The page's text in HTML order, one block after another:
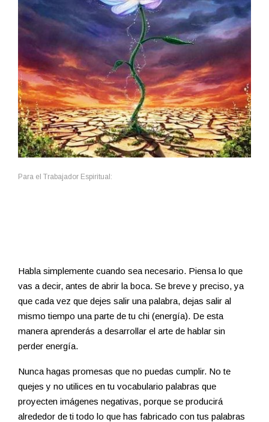
Para el Trabajador Espiritual:
Habla simplemente cuando sea necesario. Piensa lo que
vas a decir, antes de abrir la boca. Se breve y preciso, ya
que cada vez que dejes salir una palabra, dejas salir al
mismo tiempo una parte de tu chi (energía). De esta
manera aprenderás a desarrollar el arte de hablar sin
perder energía.
Nunca hagas promesas que no puedas cumplir. No te
quejes y no utilices en tu vocabulario palabras que
proyecten imágenes negativas, porque se producirá
alrededor de ti todo lo que has fabricado con tus palabras